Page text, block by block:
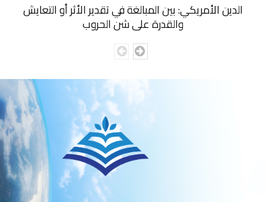
الدين الأمريكي: بين المبالغة في تقدير الأثر أو التعايش
والقدرة على شن الحروب